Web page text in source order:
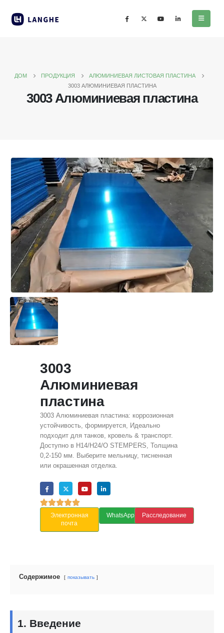
ДОМ ПРОДУКЦИЯ
АЛЮМИНИЕВАЯ ЛИСТОВАЯ ПЛАСТИНА
3003 АЛЮМИНИЕВАЯ ПЛАСТИНА
3003 Алюминиевая пластина
3003
Алюминиевая
пластина
3003 Алюминиевая пластина: коррозионная
устойчивость, формируется, Идеально
подходит для танков, кровель & транспорт.
Доступно в H14/H24/O STEMPERS, Толщина
0,2-150 мм. Выберите мельницу, тисненная
или окрашенная отделка.
Электронная
почта
WhatsApp Расследование
Содержимое показывать
1. Введение